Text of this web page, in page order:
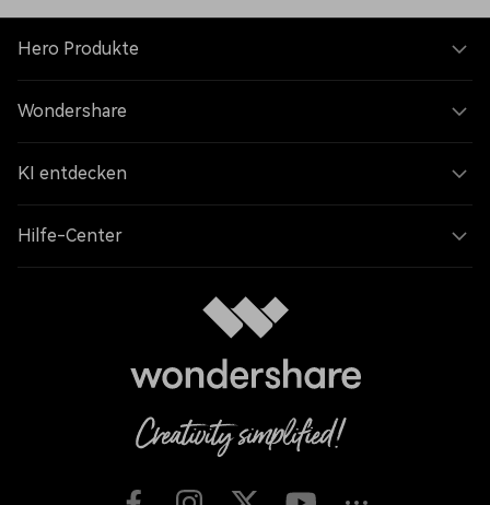
Hero Produkte
Wondershare
KI entdecken
Hilfe-Center